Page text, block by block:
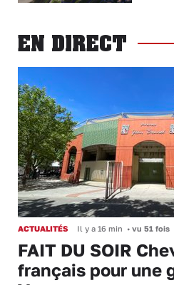
EN DIRECT
ACTUALITÉS Il y a 16 min • vu 51 fois
FAIT DU SOIR
français pour une